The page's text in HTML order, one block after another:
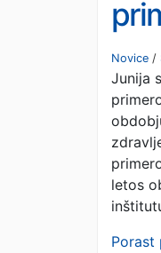
to
Novice /
Junija
letos
Porast